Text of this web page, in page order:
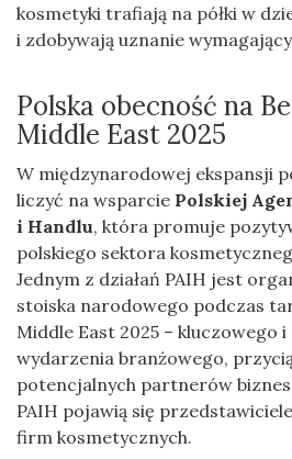
kosmetyki trafiają na półki w
i zdobywają uznanie
Polska obecność na
Middle East 2025
W międzynarodowej ekspansji
liczyć na wsparcie Polskiej
i Handlu, która promuje
polskiego sektora
Jednym z działań PAIH jest
stoiska narodowego podczas
Middle East 2025 – kluczowego
wydarzenia branżowego,
potencjalnych partnerów
PAIH pojawią się
firm kosmetycznych.